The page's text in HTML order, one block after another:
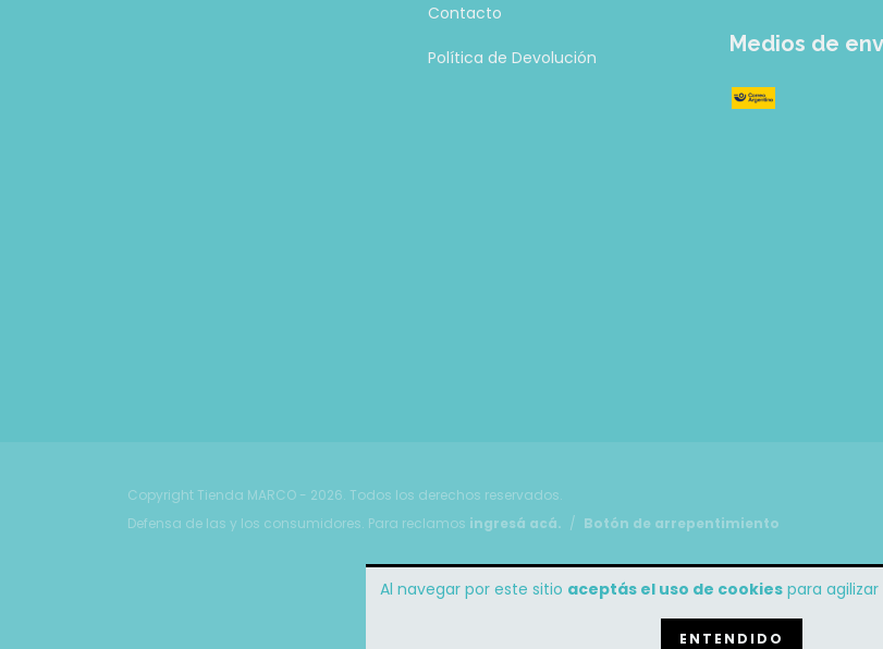
Al navegar por este sitio aceptás el uso de cookiespara
ENTENDIDO
Contacto
Política de Devolución
Medios de
Copyright Tienda MARCO - 2026. Todos los derechos reservados.
Defensa de las y los consumidores. Para reclamos ingresá acá. / Botón de arrepentimiento